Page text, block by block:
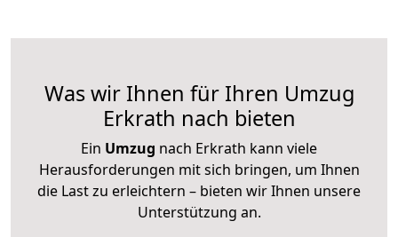
Was wir Ihnen für Ihren Umzug
Erkrath nach bieten
Ein Umzug nach Erkrath kann viele
Herausforderungen mit sich bringen, um Ihnen
die Last zu erleichtern – bieten wir Ihnen unsere
Unterstützung an.